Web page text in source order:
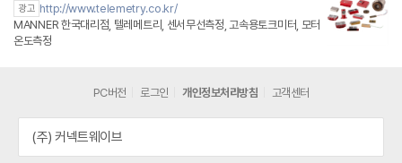
광고 http://www.telemetry.co.kr/
MANNER 한국대리점, 텔레메트리, 센서무선측정, 고속용토크미터, 모터
온도측정
PC버전 로그인 개인정보처리방침 고객센터
(주) 커넥트웨이브